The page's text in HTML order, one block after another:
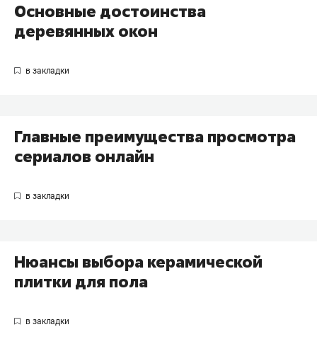
Основные достоинства
деревянных окон
Главные преимущества просмотра
сериалов онлайн
Нюансы выбора керамической
плитки для пола